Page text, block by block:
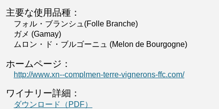
主要な使用品種：
フォル・ブランシュ(Folle Branche)
ガメ (Gamay)
ムロン・ド・ブルゴーニュ (Melon de Bourgogne)
ホームページ：
http://www.xn--complmen-terre-vignerons-ffc.com/
ワイナリー詳細：
ダウンロード（PDF）